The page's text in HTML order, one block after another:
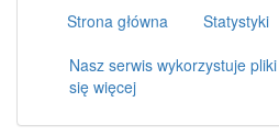
Strona główna Statystyki
Nasz serwis wykorzystuje
się więcej